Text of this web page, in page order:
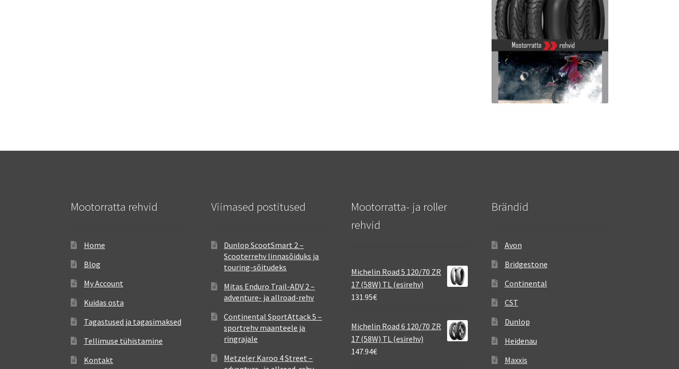
Mootorratta rehvid
Home
Blog
My Account
Kuidas osta
Tagastused ja tagasimaksed
Tellimuse tühistamine
Kontakt
Viimased postitused
Dunlop ScootSmart 2 –
Scooterrehv linnasõiduks ja
touring-sõitudeks
Mitas Enduro Trail-ADV 2 –
adventure- ja allroad-rehv
Continental SportAttack 5 –
sportrehv maanteele ja
ringrajale
Metzeler Karoo 4 Street –
Mootorratta- ja roller
rehvid
Michelin Road 5 120/70 ZR
17 (58W) TL (esirehv)
131.95€
Michelin Road 6 120/70 ZR
17 (58W) TL (esirehv)
147.94€
Brändid
Avon
Bridgestone
Continental
CST
Dunlop
Heidenau
Maxxis